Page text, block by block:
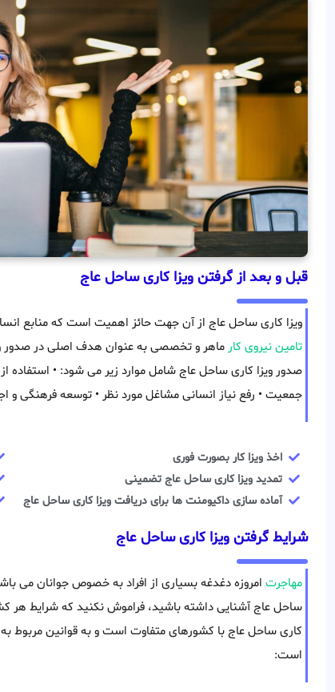
قبل و بعد از گرفتن ویزا کاری ساحل عاج
ویزا کاری ساحل عاج از آن جهت حائز اهمیت است که منابع
تامین نیروی کار ماهر و تخصصی به عنوان هدف اصلی در صدور
صدور ویزا کاری ساحل عاج شامل موارد زیر می شود: • استفاده
جمعیت • رفع نیاز انسانی مشاغل مورد نظر • توسعه فرهنگی و
اخذ ویزا کار بصورت فوری
تمدید ویزا کاری ساحل عاج تضمینی
آماده سازی داکیومنت ها برای دریافت ویزا کاری ساحل عاج
شرایط گرفتن ویزا کاری ساحل عاج
مهاجرت امروزه دغدغه بسیاری از افراد به خصوص جوانان می
ساحل عاج آشنایی داشته باشید، فراموش نکنید که شرایط هر
کاری ساحل عاج با کشورهای متفاوت است و به قوانین مربوط
است: